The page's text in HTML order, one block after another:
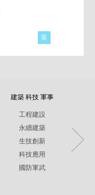
英
建築 科技 軍事
工程建設
永續建築
生技創新
科技應用
國防軍武